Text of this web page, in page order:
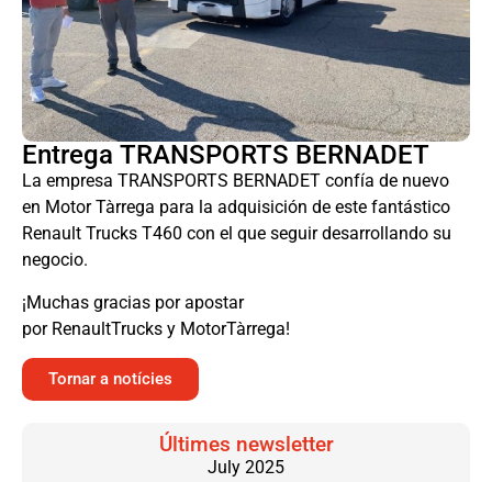
Entrega TRANSPORTS BERNADET
La empresa TRANSPORTS BERNADET confía de nuevo
en Motor Tàrrega para la adquisición de este fantástico
Renault Trucks T460 con el que seguir desarrollando su
negocio.
¡Muchas gracias por apostar
por RenaultTrucks y MotorTàrrega!
Tornar a notícies
Últimes newsletter
July 2025